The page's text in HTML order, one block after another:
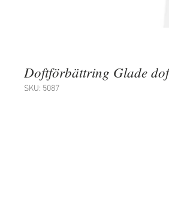
Doftförbättring Glade
SKU: 5087